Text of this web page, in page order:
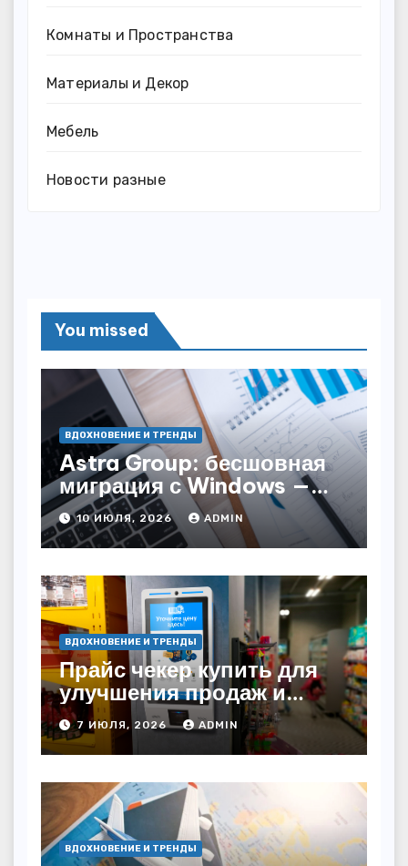
Комнаты и Пространства
Материалы и Декор
Мебель
Новости разные
You missed
ВДОХНОВЕНИЕ И ТРЕНДЫ
Astra Group: бесшовная
миграция с Windows —
как сохранить бизнес-
непрерывность
10 ИЮЛЯ, 2026 ADMIN
ВДОХНОВЕНИЕ И ТРЕНДЫ
Прайс чекер купить для
улучшения продаж и
автоматизации
7 ИЮЛЯ, 2026 ADMIN
ВДОХНОВЕНИЕ И ТРЕНДЫ